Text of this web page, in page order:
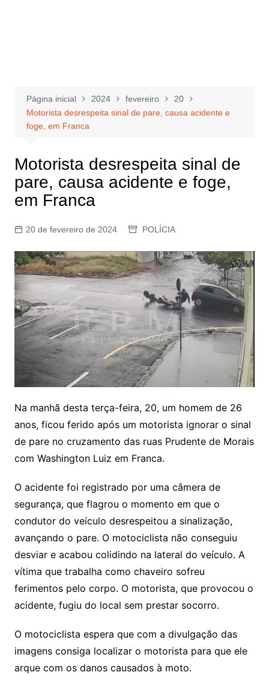
Página inicial 2024 fevereiro
20
Motorista desrespeita sinal de pare, causa acidente e
foge, em Franca
Motorista desrespeita sinal de
pare, causa acidente e foge,
em Franca
20 de fevereiro de 2024 POLÍCIA
Na manhã desta terça-feira, 20, um homem de 26
anos, ficou ferido após um motorista ignorar o sinal
de pare no cruzamento das ruas Prudente de Morais
com Washington Luiz em Franca.
O acidente foi registrado por uma câmera de
segurança, que flagrou o momento em que o
condutor do veículo desrespeitou a sinalização,
avançando o pare. O motociclista não conseguiu
desviar e acabou colidindo na lateral do veículo. A
vítima que trabalha como chaveiro sofreu
ferimentos pelo corpo. O motorista, que provocou o
acidente, fugiu do local sem prestar socorro.
O motociclista espera que com a divulgação das
imagens consiga localizar o motorista para que ele
arque com os danos causados à moto.